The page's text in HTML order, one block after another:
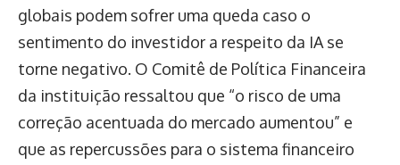
globais podem sofrer uma queda caso o
sentimento do investidor a respeito da IA se
torne negativo. O Comitê de Política Financeira
da instituição ressaltou que “o risco de uma
correção acentuada do mercado aumentou” e
que as repercussões para o sistema financeiro